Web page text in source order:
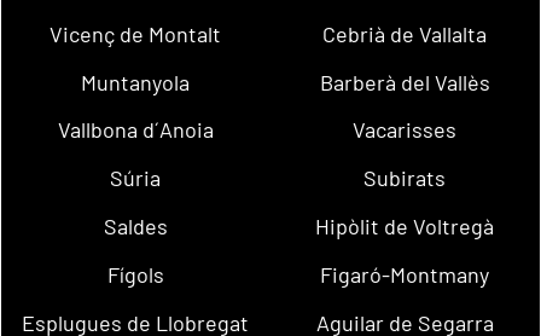
Vicenç de Montalt
Cebrià de Vallalta
Muntanyola
Barberà del Vallès
Vallbona d´Anoia
Vacarisses
Súria
Subirats
Saldes
Hipòlit de Voltregà
Fígols
Figaró-Montmany
Esplugues de Llobregat
Aguilar de Segarra